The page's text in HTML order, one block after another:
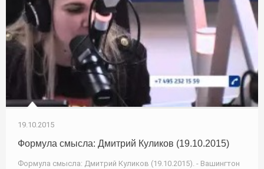
19.10.2015
Формула смысла: Дмитрий Куликов (19.10.2015)
Формула смысла: Дмитрий Куликов (19.10.2015). - Вашингтон